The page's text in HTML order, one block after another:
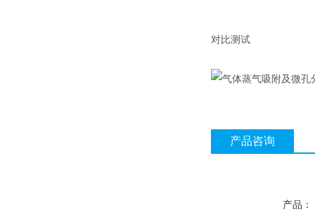
对比测试
产品咨询
产品：